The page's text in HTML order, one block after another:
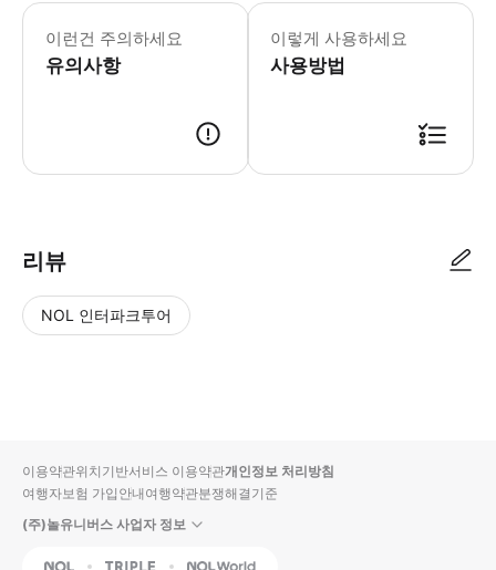
이런건 주의하세요
유의사항
에어비앤비는 코끼리에게 액티비티
이렇게 사용하세요
사용방법
리뷰
NOL 인터파크투어
입니
다.
순
상
이용약관위치기반서비스 이용약관개인정보 처리방침
여행자보험 가입안내여행약관분쟁해결기준
(주)놀유니버스 사업자 정보